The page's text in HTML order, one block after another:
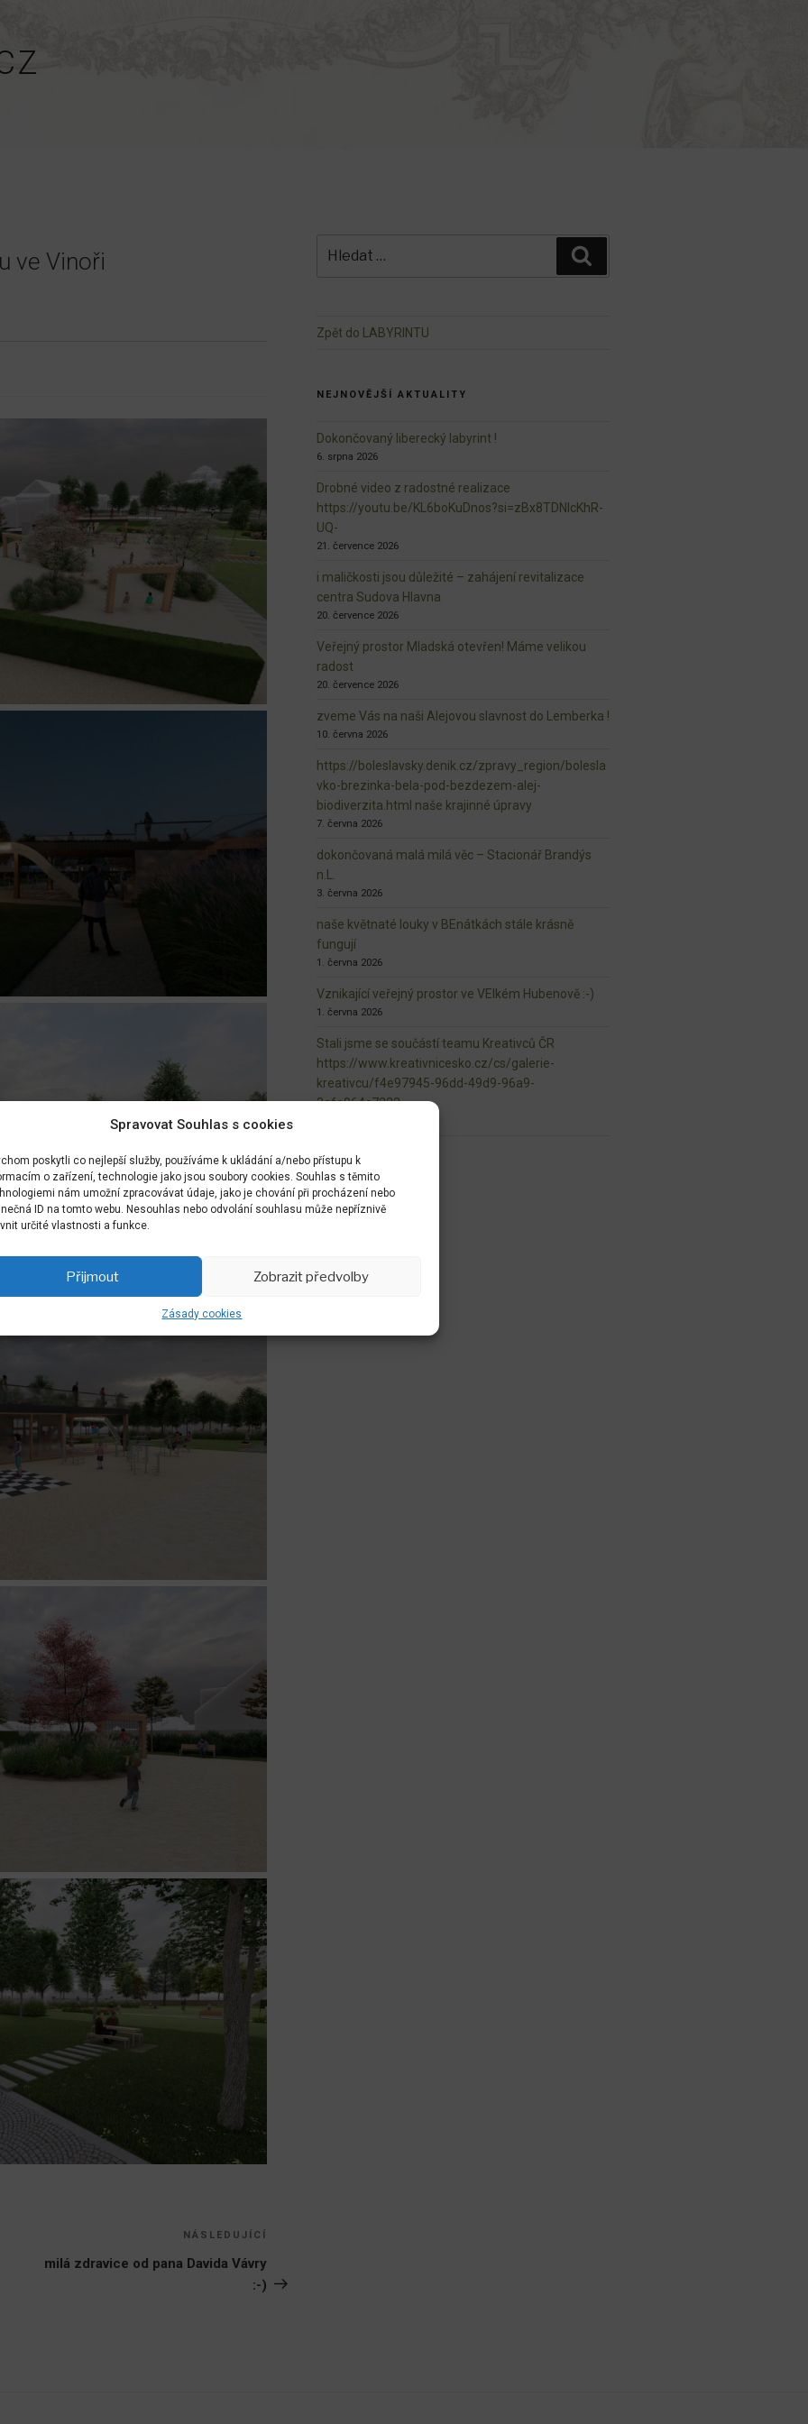
Spravovat Souhlas s cookies
poskytli co nejlepší služby, používáme k ukládání a/nebo přístupu k
o zařízení, technologie jako jsou soubory cookies. Souhlas s těmito
nám umožní zpracovávat údaje, jako je chování při procházení nebo
ID na tomto webu. Nesouhlas nebo odvolání souhlasu může nepříznivě
určité vlastnosti a funkce.
Přijmout Zobrazit předvolby
Zásady cookies
ve Vinoři
příspěvek
NÁSLEDUJÍCÍ
milá zdravice od pana Davida Vávry
:-)
Zpět do LABYRINTU
NEJNOVĚJŠÍ AKTUALITY
Dokončovaný liberecký labyrint !
6. srpna 2026
Drobné video z radostné realizace
https://youtu.be/KL6boKuDnos?si=zBx8TDNlcKhR-
UQ-
21. července 2026
i maličkosti jsou důležité – zahájení revitalizace
centra Sudova Hlavna
20. července 2026
Veřejný prostor Mladská otevřen! Máme velikou
radost
20. července 2026
zveme Vás na naši Alejovou slavnost do Lemberka !
10. června 2026
https://boleslavsky.denik.cz/zpravy_region/bolesla
vko-brezinka-bela-pod-bezdezem-alej-
biodiverzita.html naše krajinné úpravy
7. června 2026
dokončovaná malá milá věc – Stacionář Brandýs
n.L.
3. června 2026
naše květnaté louky v BEnátkách stále krásně
fungují
1. června 2026
Vznikající veřejný prostor ve VElkém Hubenově :-)
1. června 2026
Stali jsme se součástí teamu Kreativců ČR
https://www.kreativnicesko.cz/cs/galerie-
kreativcu/f4e97945-96dd-49d9-96a9-
3afe964c7222